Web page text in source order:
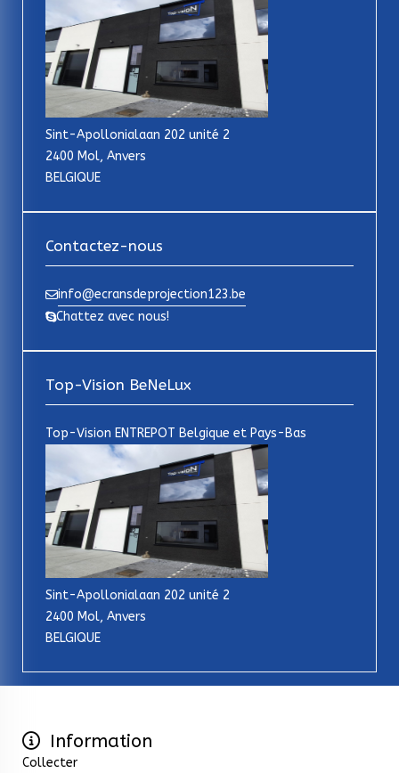
Sint-Apollonialaan 202 unité 2
2400 Mol, Anvers
BELGIQUE
Contactez-nous
info@ecransdeprojection123.be
Chattez avec nous!
Top-Vision BeNeLux
Top-Vision ENTREPOT Belgique et Pays-Bas
Sint-Apollonialaan 202 unité 2
2400 Mol, Anvers
BELGIQUE
Information
Collecter